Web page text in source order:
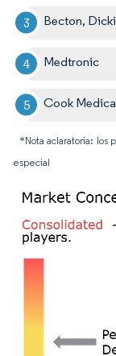
Becton,
Medtronic
Cook
*Nota aclaratoria: los
especial